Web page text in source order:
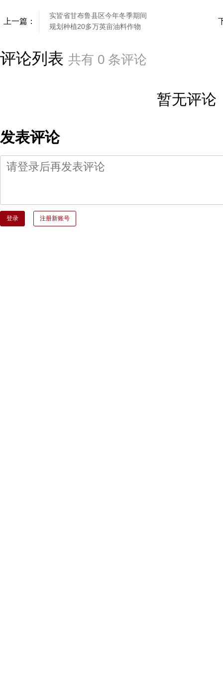
上一篇：
实皆省甘布鲁县区今年冬季期间
规划种植20多万英亩油料作物
评论列表 共有 0 条评论
暂无评论
发表评论
登录 注册新账号